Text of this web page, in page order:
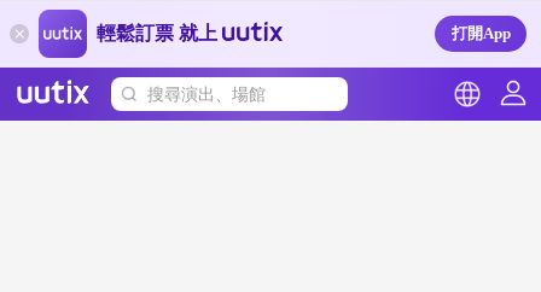
輕鬆訂票 就上 打開App
搜尋演出、場館